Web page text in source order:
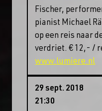
Fischer,
pianist Michael
op een reis naar
verdriet. € 12,- /
www.lumiere.nl
29 sept. 2018
21:30